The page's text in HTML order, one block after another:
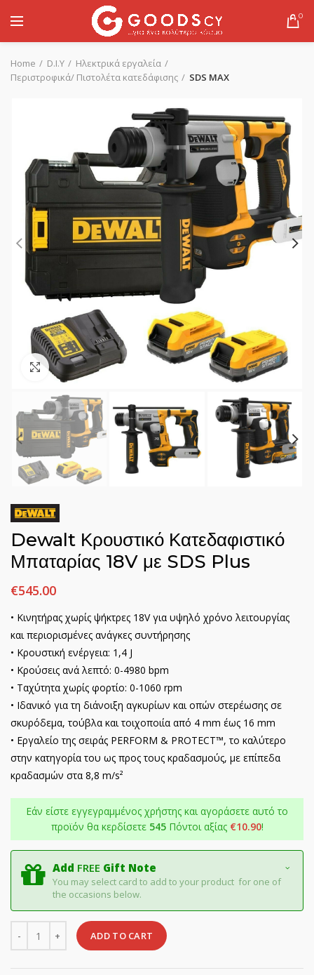
0
Home D.I.Y
Ηλεκτρικά εργαλεία
Περιστροφικά/ Πιστολέτα κατεδάφισης
SDS MAX
Click to enlarge
Dewalt Κρουστικό Κατεδαφιστικό
Μπαταρίας 18V με SDS Plus
€545.00
• Κινητήρας χωρίς ψήκτρες 18V για υψηλό χρόνο λειτουργίας
και περιορισμένες ανάγκες συντήρησης
• Κρουστική ενέργεια: 1,4 J
• Κρούσεις ανά λεπτό: 0-4980 bpm
• Ταχύτητα χωρίς φορτίο: 0-1060 rpm
• Ιδανικό για τη διάνοιξη αγκυρίων και οπών στερέωσης σε
σκυρόδεμα, τούβλα και τοιχοποιία από 4 mm έως 16 mm
• Εργαλείο της σειράς PERFORM & PROTECT™, το καλύτερο
στην κατηγορία του ως προς τους κραδασμούς, με επίπεδα
κραδασμών στα 8,8 m/s²
Εάν είστε εγγεγραμμένος χρήστης και αγοράσετε αυτό το
προϊόν θα κερδίσετε 545Πόντοι αξίας €10.90!
Add FREE Gift Note
You may select card to add to your product for one of
the occasions below.
ADD TO CART